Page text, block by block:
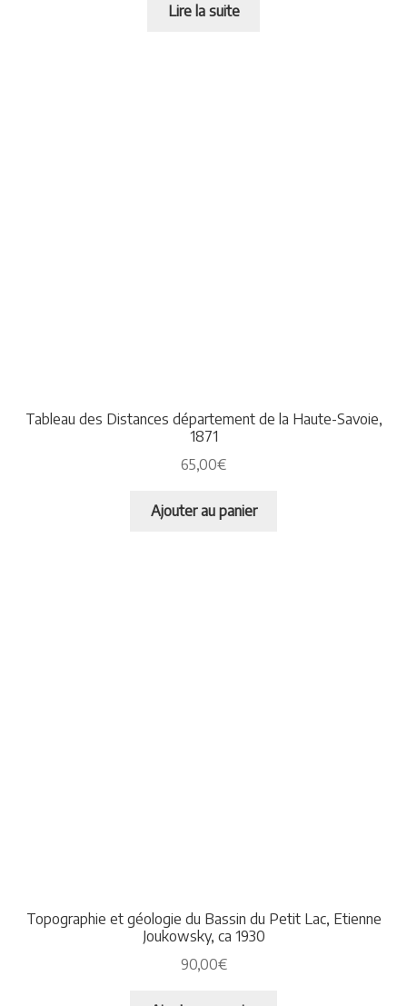
Lire la suite
Tableau des Distances département de la Haute-Savoie,
1871
65,00€
Ajouter au panier
Topographie et géologie du Bassin du Petit Lac, Etienne
Joukowsky, ca 1930
90,00€